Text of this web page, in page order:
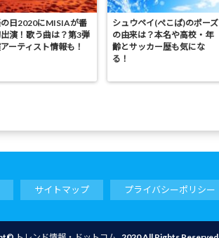
日2020にMISIAが番
演！歌う曲は？第3弾
ーティスト情報も！
シュウペイ(ぺこぱ)のポーズ
の由来は？本名や高校・年
齢とサッカー歴も気にな
る！
サイトマップ プライバシーポリシー